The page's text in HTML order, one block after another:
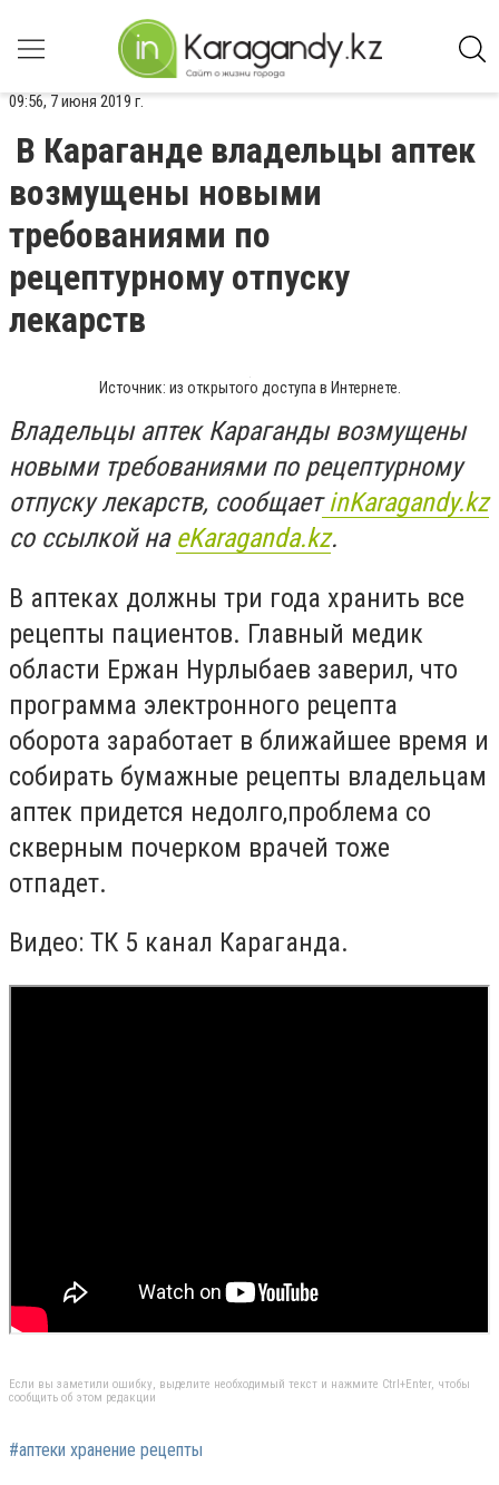
09:56, 7 июня 2019 г.
В Караганде владельцы аптек
возмущены новыми
требованиями по
рецептурному отпуску
лекарств
Источник: из открытого доступа в Интернете.
Владельцы аптек Караганды возмущены
новыми требованиями по рецептурному
отпуску лекарств, сообщаетinKaragandy.kz
со ссылкой на еKaraganda.kz.
В аптеках должны три года хранить все
рецепты пациентов. Главный медик
области Ержан Нурлыбаев заверил, что
программа электронного рецепта
оборота заработает в ближайшее время и
собирать бумажные рецепты владельцам
аптек придется недолго,проблема со
скверным почерком врачей тоже
отпадет.
Видео: ТК 5 канал Караганда.
Если вы заметили ошибку, выделите необходимый текст и нажмите Ctrl+Enter, чтобы
сообщить об этом редакции
#аптеки хранение рецепты